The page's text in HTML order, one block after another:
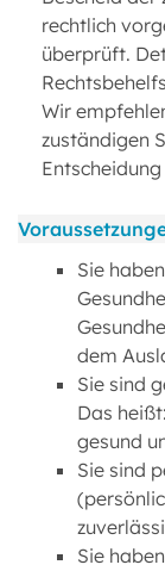
rechtlich
überprüft.
Wir
zuständigen
Sie
dem
Sie sind
Das
gesund
Sie sind
Sie